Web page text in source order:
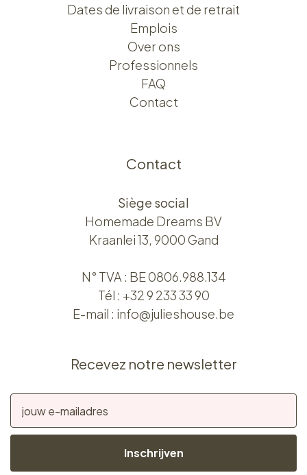
Dates de livraison et de retrait
Emplois
Over ons​​
Professionnels
FAQ
Contact
Contact
Siège social
Homemade Dreams BV
Kraanlei 13, 9000 Gand
N° TVA : BE 0806.988.134
Tél : +32 9 233 33 90
E-mail : info@julieshouse.be
Recevez notre newsletter
Inschrijven